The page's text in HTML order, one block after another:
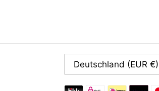
A
N
Deutschland (EUR €)